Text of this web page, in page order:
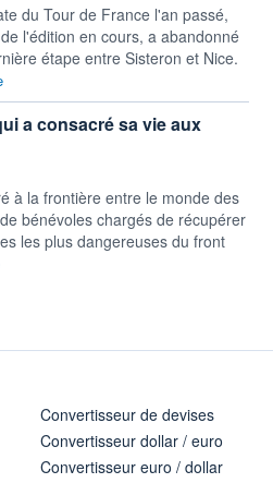
du Tour de France l'an passé,
l'édition en cours, a abandonné
étape entre Sisteron et Nice.
a consacré sa vie aux
à la frontière entre le monde des
bénévoles chargés de récupérer
les plus dangereuses du front
Convertisseur de devises
Convertisseur dollar / euro
Convertisseur euro / dollar